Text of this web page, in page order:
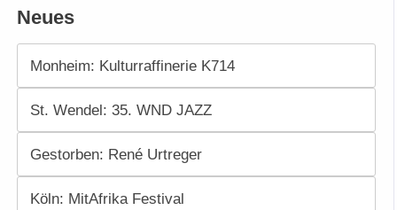
Neues
Monheim: Kulturraffinerie K714
St. Wendel: 35. WND JAZZ
Gestorben: René Urtreger
Köln: MitAfrika Festival